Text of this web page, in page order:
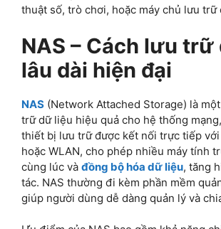
thuật số, trò chơi, hoặc máy chủ lưu trữ
NAS – Cách lưu trữ
lâu dài hiện đại
NAS (Network Attached Storage) là
trữ dữ liệu hiệu quả cho hệ thống
thiết bị lưu trữ được kết nối trực tiếp với
hoặc WLAN, cho phép nhiều máy tính
cùng lúc và đồng bộ hóa dữ liệu, tăng
tác. NAS thường đi kèm phần mềm
giúp người dùng dễ dàng quản lý và